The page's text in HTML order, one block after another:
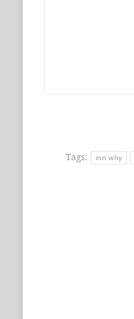
Tags:
inn why